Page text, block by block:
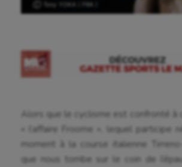
Ⓒ Tony YOKA ( FRA )
Alors que le cyclisme est confronté à
« l’affaire Froome », lequel participe
moment à la course italienne
que nous tombe sur le coin de